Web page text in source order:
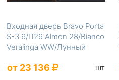
Входная дверь Bravo Porta
S-3 9/П29 Almon 28/Bianco
Veralinga WW/Лунный
от 23 136 шт